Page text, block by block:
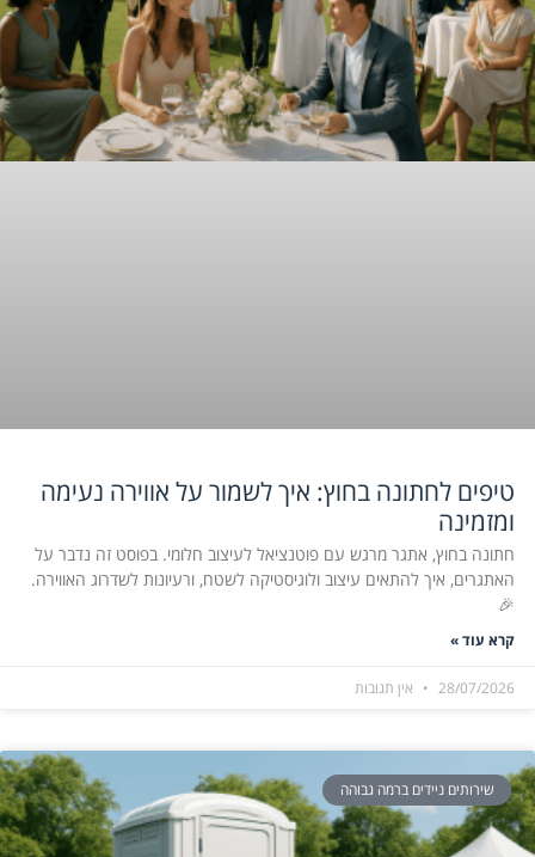
טיפים לחתונה בחוץ: איך לשמור על אווירה נעימה
ומזמינה
חתונה בחוץ, אתגר מרגש עם פוטנציאל לעיצוב חלומי. בפוסט זה נדבר על
האתגרים, איך להתאים עיצוב ולוגיסטיקה לשטח, ורעיונות לשדרוג האווירה.
🎉
קרא עוד »
28/07/2026 אין תגובות
שירותים ניידים ברמה גבוהה